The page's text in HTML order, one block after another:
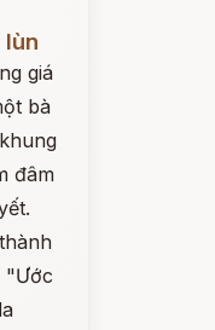
lùn
giá
bà
đâm
"Ước